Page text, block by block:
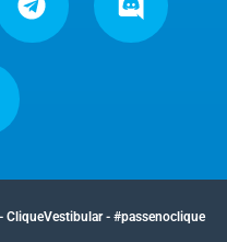
- #passenoclique